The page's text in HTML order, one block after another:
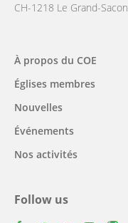
CH-1218 Le Grand-
Main
navigation
À propos du COE
Églises membres
Nouvelles
Événements
Nos activités
Follow us